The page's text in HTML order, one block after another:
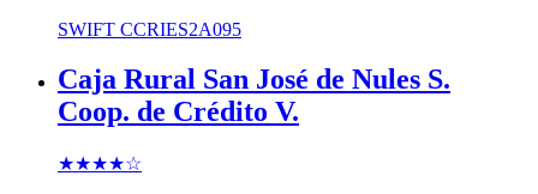
SWIFT CCRIES2A095
Caja Rural San José de Nules S.
Coop. de Crédito V.
★★★★☆